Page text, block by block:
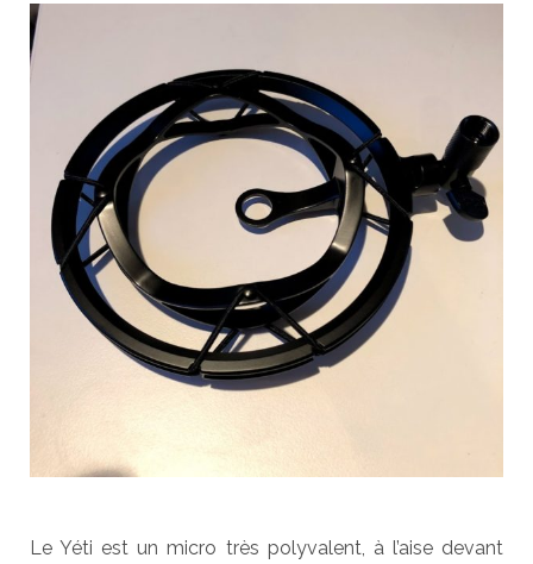
Le Yéti est un micro très polyvalent, à l’aise devant